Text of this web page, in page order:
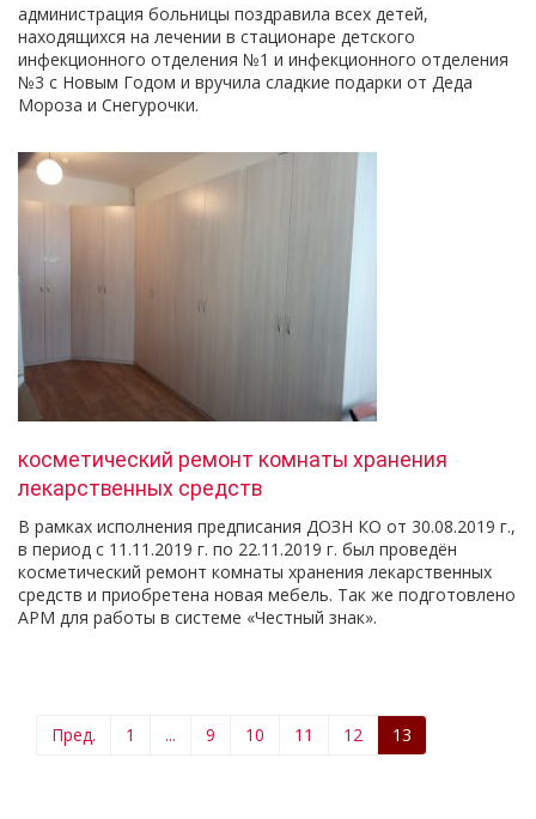
администрация больницы поздравила всех детей,
находящихся на лечении в стационаре детского
инфекционного отделения №1 и инфекционного отделения
№3 с Новым Годом и вручила сладкие подарки от Деда
Мороза и Снегурочки.
косметический ремонт комнаты хранения
лекарственных средств
В рамках исполнения предписания ДОЗН КО от 30.08.2019 г.,
в период с 11.11.2019 г. по 22.11.2019 г. был проведён
косметический ремонт комнаты хранения лекарственных
средств и приобретена новая мебель. Так же подготовлено
АРМ для работы в системе «Честный знак».
Пред. 1 ... 9 10 11 12 13